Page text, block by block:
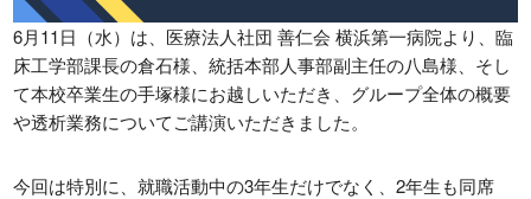
各種奨学金
日本学生支援機構
日本政策金融公庫
姉妹校
さくら看護専門学校
6月11日（水）は、医療法人社団 善仁会 横浜第一病院より、臨
床工学部課長の倉石様、統括本部人事部副主任の八島様、そし
て本校卒業生の手塚様にお越しいただき、グループ全体の概要
や透析業務についてご講演いただきました。
今回は特別に、就職活動中の3年生だけでなく、2年生も同席